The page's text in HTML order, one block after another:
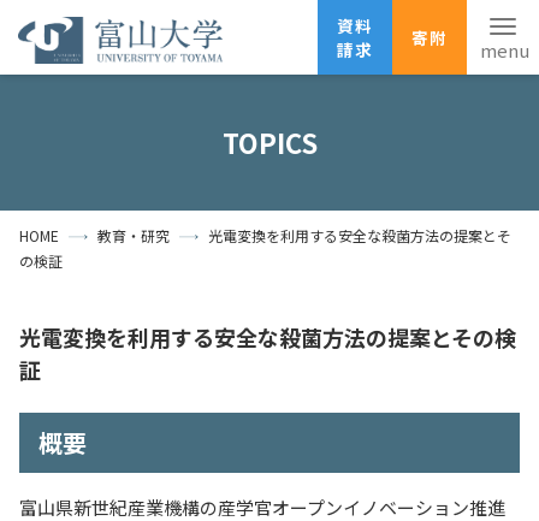
資料
請求
寄附
資料請求
寄附
広報刊行物
受験生の方 地域・一般の方 企業・研究者の方
学部・大学院・施設
TOPICS
HOME 教育・研究
光電変換を利用する安全な殺菌方法の提案とそ
の検証
光電変換を利用する安全な殺菌方法の提案とその検
証
概要
富山県新世紀産業機構の産学官オープンイノベーション推進